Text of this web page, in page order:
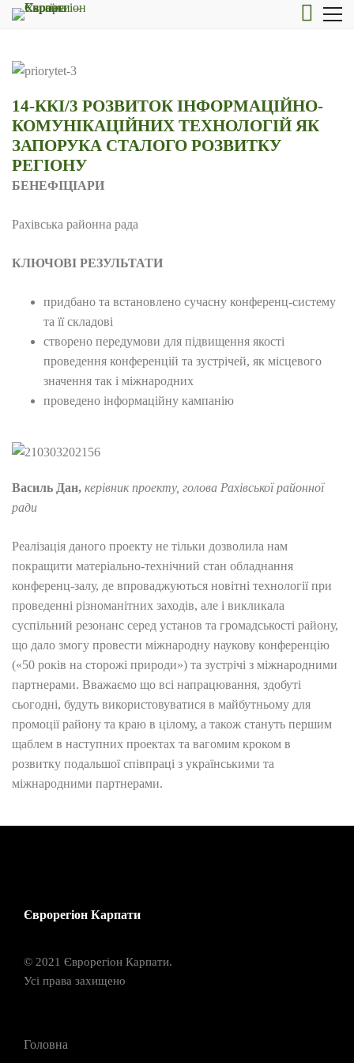
14-ККІ/3 РОЗВИТОК ІНФОРМАЦІЙНО-
КОМУНІКАЦІЙНИХ ТЕХНОЛОГІЙ ЯК
ЗАПОРУКА СТАЛОГО РОЗВИТКУ
РЕГІОНУ
БЕНЕФІЦІАРИ
Рахівська районна рада
КЛЮЧОВІ РЕЗУЛЬТАТИ
придбано та встановлено сучасну конференц-систему
та її складові
створено передумови для підвищення якості
проведення конференцій та зустрічей, як місцевого
значення так і міжнародних
проведено інформаційну кампанію
Василь Дан, керівник проекту, голова Рахівської районної
ради
Реалізація даного проекту не тільки дозволила нам
покращити матеріально-технічний стан обладнання
конференц-залу, де впроваджуються новітні технології при
проведенні різноманітних заходів, але і викликала
суспільний резонанс серед установ та громадськості району,
що дало змогу провести міжнародну наукову конференцію
(«50 років на сторожі природи») та зустрічі з міжнародними
партнерами. Вважаємо що всі напрацювання, здобуті
сьогодні, будуть використовуватися в майбутньому для
промоції району та краю в цілому, а також стануть першим
щаблем в наступних проектах та вагомим кроком в
розвитку подальшої співпраці з українськими та
міжнародними партнерами.
Єврорегіон Карпати
© 2021 Єврорегіон Карпати.
Усі права захищено
Головна